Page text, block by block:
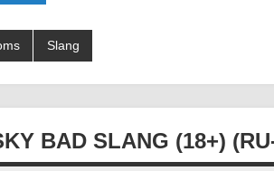
Slang
BAD SLANG (18+)